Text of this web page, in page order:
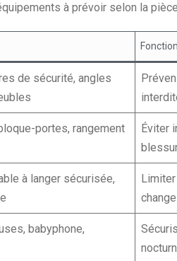
à prévoir selon la
de sécurité, angles
portes, rangement
Éviter
à langer sécurisée,
babyphone,